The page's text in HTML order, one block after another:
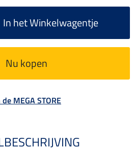
In het Winkelwagentje
Nu kopen
MEGA STORE